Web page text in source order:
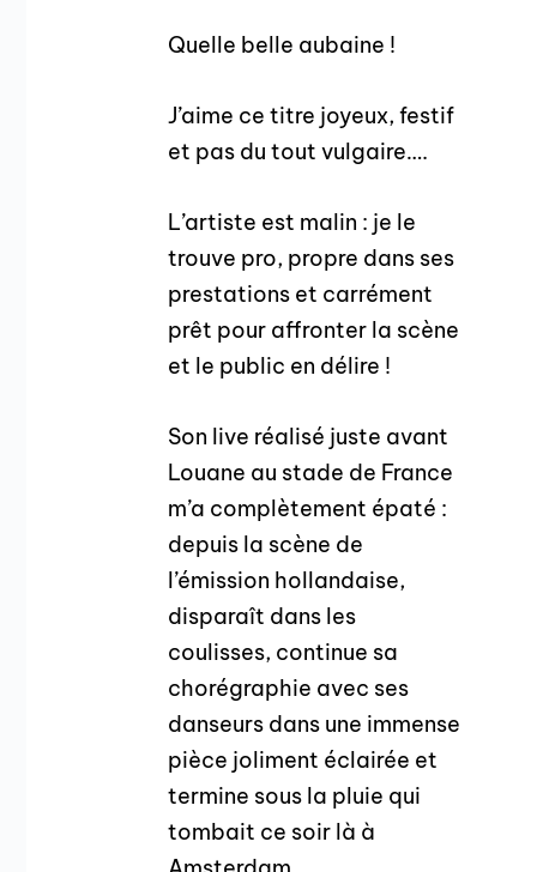
Quelle belle aubaine !
J’aime ce titre joyeux, festif
et pas du tout vulgaire….
L’artiste est malin : je le
trouve pro, propre dans ses
prestations et carrément
prêt pour affronter la scène
et le public en délire !
Son live réalisé juste avant
Louane au stade de France
m’a complètement épaté :
depuis la scène de
l’émission hollandaise,
disparaît dans les
coulisses, continue sa
chorégraphie avec ses
danseurs dans une immense
pièce joliment éclairée et
termine sous la pluie qui
tombait ce soir là à